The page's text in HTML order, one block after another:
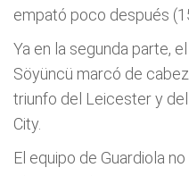
empató poco después
Ya en la segunda parte,
Söyüncü marcó de
triunfo del Leicester y
City.
El equipo de Guardiola